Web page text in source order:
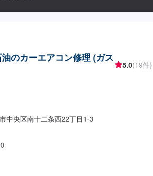
のカーエアコン修理 (ガス
5.0(19件)
中央区南十二条西22丁目1-3